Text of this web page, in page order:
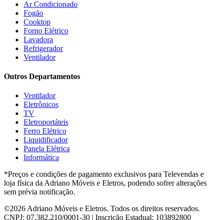
Gree(3)
Henn
Hisense
Hot Sat
HP
JB BECHARA
Kaiki Móveis
KAMABEL
kasper
Kaza
Leifer
Lenoxx
Level(3)
LG(8)
Libell(6)
Linea brasil
Lopas(2)
Ar Condicionado
Fogão
Cooktop
Forno Elétrico
Lavadora
Refrigerador
Ventilador
Outros Departamentos
Ventilador
Eletrônicos
TV
Eletroportáteis
Ferro Elétrico
Liquidificador
Panela Elétrica
Informática
*Preços e condições de pagamento exclusivos para Televendas e
loja física da Adriano Móveis e Eletros, podendo sofrer alterações
sem prévia notificação.
©2026 Adriano Móveis e Eletros. Todos os direitos reservados.
CNPJ: 07.382.210/0001-30 | Inscrição Estadual: 103892800